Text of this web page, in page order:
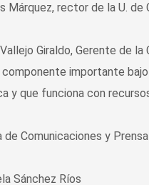
Márquez, rector de la U. de
Giraldo, Gerente de
componente importante
y que funciona con
de Comunicaciones y
Sánchez Ríos